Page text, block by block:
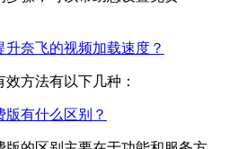
奈飞的视频加载速度？
方法有以下几种：
版有什么区别？